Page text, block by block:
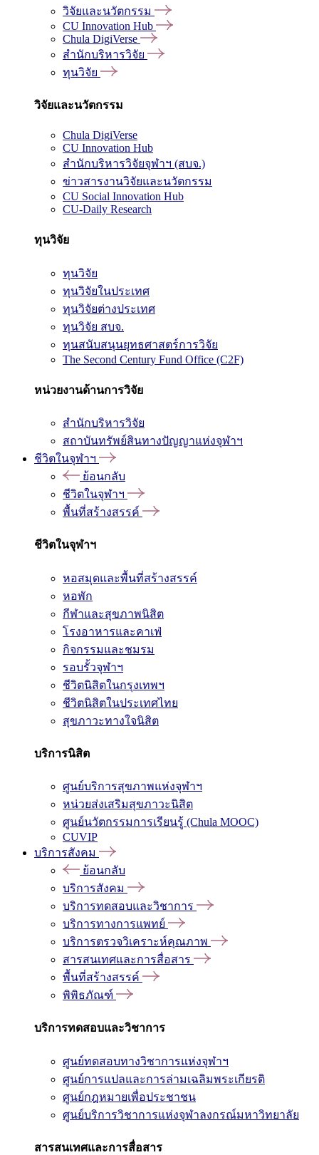
วิจัยและนวัตกรรม
CU Innovation Hub
Chula DigiVerse
สำนักบริหารวิจัย
ทุนวิจัย
วิจัยและนวัตกรรม
Chula DigiVerse
CU Innovation Hub
สำนักบริหารวิจัยจุฬาฯ (สบจ.)
ข่าวสารงานวิจัยและนวัตกรรม
CU Social Innovation Hub
CU-Daily Research
ทุนวิจัย
ทุนวิจัย
ทุนวิจัยในประเทศ
ทุนวิจัยต่างประเทศ
ทุนวิจัย สบจ.
ทุนสนับสนุนยุทธศาสตร์การวิจัย
The Second Century Fund Office (C2F)
หน่วยงานด้านการวิจัย
สำนักบริหารวิจัย
สถาบันทรัพย์สินทางปัญญาแห่งจุฬาฯ
ชีวิตในจุฬาฯ
ย้อนกลับ
ชีวิตในจุฬาฯ
พื้นที่สร้างสรรค์
ชีวิตในจุฬาฯ
หอสมุดและพื้นที่สร้างสรรค์
หอพัก
กีฬาและสุขภาพนิสิต
โรงอาหารและคาเฟ่
กิจกรรมและชมรม
รอบรั้วจุฬาฯ
ชีวิตนิสิตในกรุงเทพฯ
ชีวิตนิสิตในประเทศไทย
สุขภาวะทางใจนิสิต
บริการนิสิต
ศูนย์บริการสุขภาพแห่งจุฬาฯ
หน่วยส่งเสริมสุขภาวะนิสิต
ศูนย์นวัตกรรมการเรียนรู้ (Chula MOOC)
CUVIP
บริการสังคม
ย้อนกลับ
บริการสังคม
บริการทดสอบและวิชาการ
บริการทางการแพทย์
บริการตรวจวิเคราะห์คุณภาพ
สารสนเทศและการสื่อสาร
พื้นที่สร้างสรรค์
พิพิธภัณฑ์
บริการทดสอบและวิชาการ
ศูนย์ทดสอบทางวิชาการแห่งจุฬาฯ
ศูนย์การแปลและการล่ามเฉลิมพระเกียรติ
ศูนย์กฎหมายเพื่อประชาชน
ศูนย์บริการวิชาการแห่งจุฬาลงกรณ์มหาวิทยาลัย
สารสนเทศและการสื่อสาร